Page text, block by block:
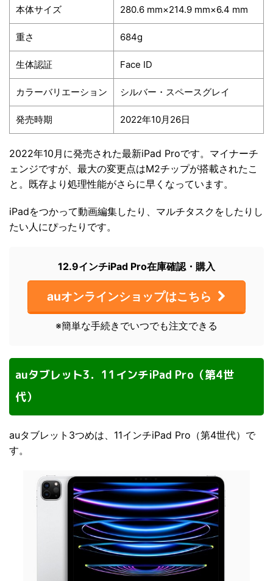
本体サイズ 280.6 mm×214.9 mm×6.4 mm
重さ 684g
生体認証 Face ID
カラーバリエーション シルバー・スペースグレイ
発売時期 2022年10月26日
2022年10月に発売された最新iPad Proです。マイナーチ
ェンジですが、最大の変更点はM2チップが搭載されたこ
と。既存より処理性能がさらに早くなっています。
iPadをつかって動画編集したり、マルチタスクをしたりし
たい人にぴったりです。
12.9インチiPad Pro在庫確認・購入
auオンラインショップはこちら
※簡単な手続きでいつでも注文できる
auタブレット3．11インチiPad Pro（第4世
代）
auタブレット3つめは、11インチiPad Pro（第4世代）で
す。